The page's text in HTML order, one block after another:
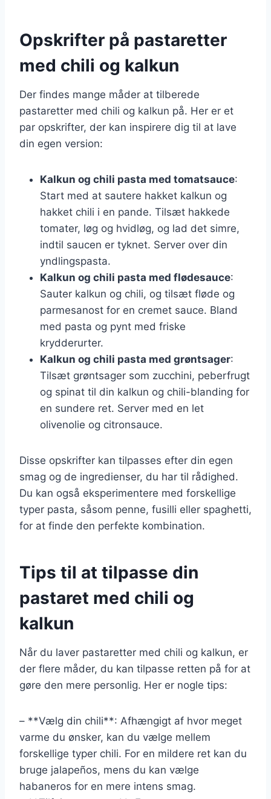
Opskrifter på pastaretter
med chili og kalkun
Der findes mange måder at tilberede
pastaretter med chili og kalkun på. Her er et
par opskrifter, der kan inspirere dig til at lave
din egen version:
Kalkun og chili pasta med tomatsauce:
Start med at sautere hakket kalkun og
hakket chili i en pande. Tilsæt hakkede
tomater, løg og hvidløg, og lad det simre,
indtil saucen er tyknet. Server over din
yndlingspasta.
Kalkun og chili pasta med flødesauce:
Sauter kalkun og chili, og tilsæt fløde og
parmesanost for en cremet sauce. Bland
med pasta og pynt med friske
krydderurter.
Kalkun og chili pasta med grøntsager:
Tilsæt grøntsager som zucchini, peberfrugt
og spinat til din kalkun og chili-blanding for
en sundere ret. Server med en let
olivenolie og citronsauce.
Disse opskrifter kan tilpasses efter din egen
smag og de ingredienser, du har til rådighed.
Du kan også eksperimentere med forskellige
typer pasta, såsom penne, fusilli eller spaghetti,
for at finde den perfekte kombination.
Tips til at tilpasse din
pastaret med chili og
kalkun
Når du laver pastaretter med chili og kalkun, er
der flere måder, du kan tilpasse retten på for at
gøre den mere personlig. Her er nogle tips:
– **Vælg din chili**: Afhængigt af hvor meget
varme du ønsker, kan du vælge mellem
forskellige typer chili. For en mildere ret kan du
bruge jalapeños, mens du kan vælge
habaneros for en mere intens smag.